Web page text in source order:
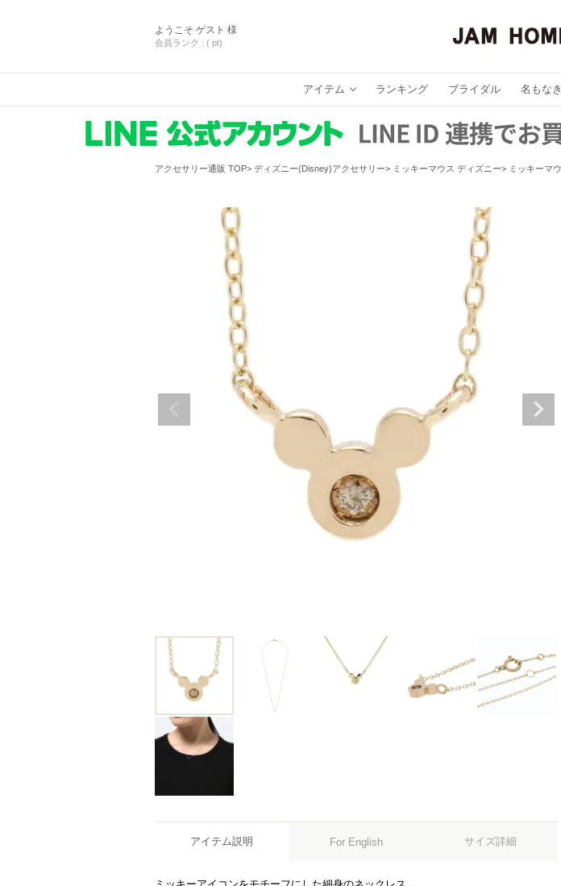
ようこそ ゲスト 様
会員ランク : ( pt)
アイテム ランキング ブライダル 名もな
アクセサリー通販 TOP ディズニー(Disney)アクセサリー ミッキーマウス ディズニー ミッキーマ
アイテム説明 For English サイズ詳細